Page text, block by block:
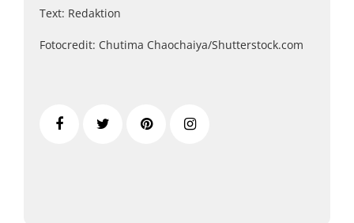
Text: Redaktion
Fotocredit: Chutima Chaochaiya/Shutterstock.com